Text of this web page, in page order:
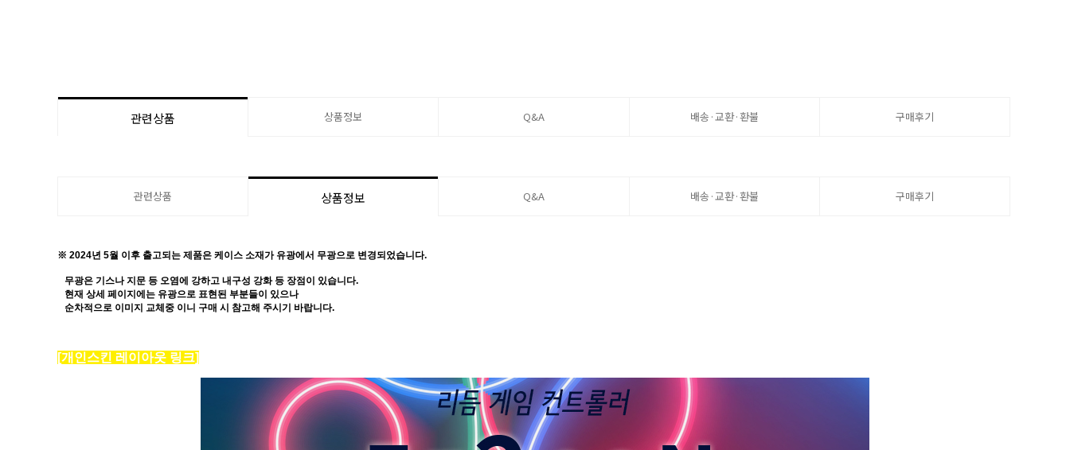
관련상품 상품정보 Q&A 배송·교환·환불 구매후기
관련상품 상품정보 Q&A 배송·교환·환불 구매후기
※ 2024년 5월 이후 출고되는 제품은 케이스 소재가 유광에서 무광으로 변경되었습니다.
무광은 기스나 지문 등 오염에 강하고 내구성 강화 등 장점이 있습니다.
현재 상세 페이지에는 유광으로 표현된 부분들이 있으나
순차적으로 이미지 교체중 이니 구매 시 참고해 주시기 바랍니다.
[개인스킨 레이아웃 링크]